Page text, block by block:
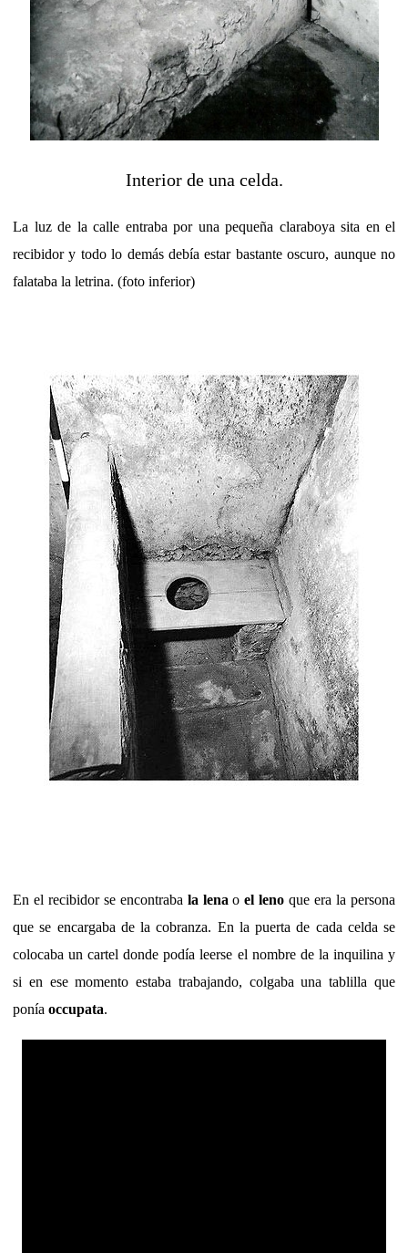
Interior de una celda.
La luz de la calle entraba por una pequeña claraboya sita en el
recibidor y todo lo demás debía estar bastante oscuro, aunque no
falataba la letrina. (foto inferior)
En el recibidor se encontraba la lena oel leno que era la persona
que se encargaba de la cobranza. En la puerta de cada celda se
colocaba un cartel donde podía leerse el nombre de la inquilina y
si en ese momento estaba trabajando, colgaba una tablilla que
ponía occupata.